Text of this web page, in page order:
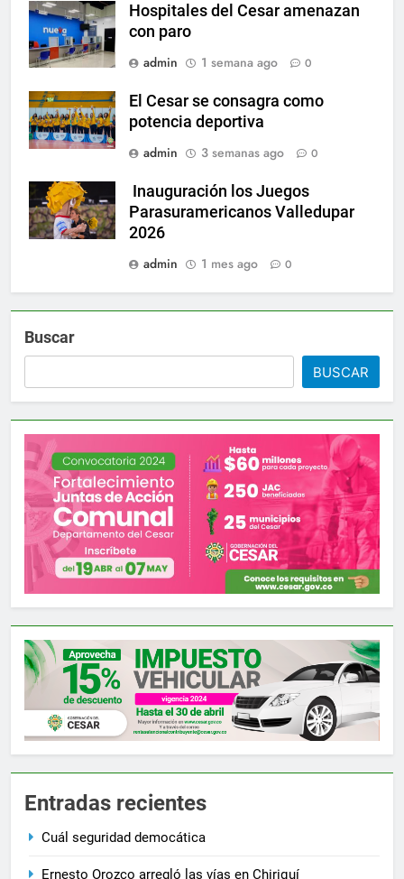
Hospitales del Cesar amenazan
con paro
admin
1 semana ago 0
El Cesar se consagra como
potencia deportiva
admin
3 semanas ago 0
Inauguración los Juegos
Parasuramericanos Valledupar
2026
admin
1 mes ago 0
Buscar
BUSCAR
Entradas recientes
Cuál seguridad democática
Ernesto Orozco arregló las vías en Chiriquí